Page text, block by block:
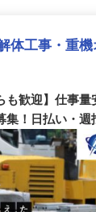
体工事・重
も歓迎】仕事
！日払い・週